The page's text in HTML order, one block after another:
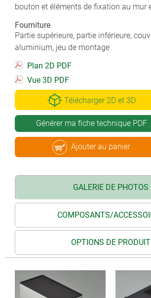
bouton et éléments de fixation au mur
Fourniture
Partie supérieure, partie inférieure,
aluminium, jeu de montage
Plan 2D PDF
Vue 3D PDF
Télécharger 2D et 3D
Générer ma fiche technique PDF
Ajouter au panier
GALERIE DE PHOTOS
COMPOSANTS/
OPTIONS DE PRODUIT